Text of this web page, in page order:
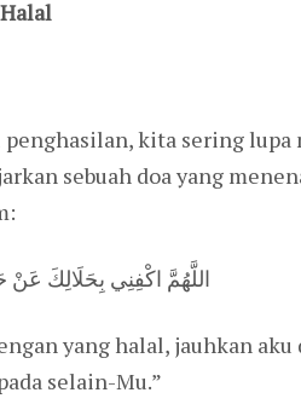
kita sering
sebuah doa yang
اللَّهُمَّ اكْفِنِي بِحَلَالِكَ
yang halal, jauhkan
selain-Mu.”